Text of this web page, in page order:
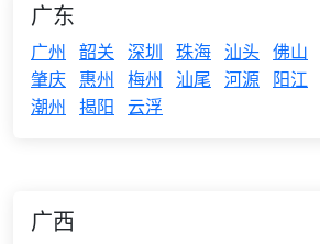
广东
广州 韶关 深圳 珠海 汕头 佛山
肇庆 惠州 梅州 汕尾 河源 阳江
潮州 揭阳 云浮
广西